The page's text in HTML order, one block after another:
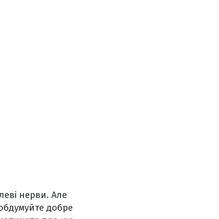
нерви. Але
добре